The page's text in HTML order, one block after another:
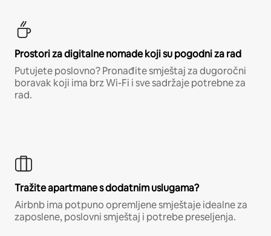
Prostori za digitalne nomade koji su pogodni za rad
Putujete poslovno? Pronađite smještaj za dugoročni
boravak koji ima brz Wi-Fi i sve sadržaje potrebne za
rad.
Tražite apartmane s dodatnim uslugama?
Airbnb ima potpuno opremljene smještaje idealne za
zaposlene, poslovni smještaj i potrebe preseljenja.